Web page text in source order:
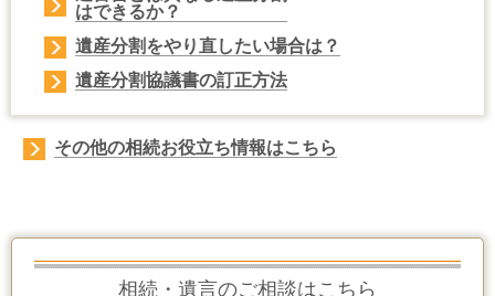
はできるか？
遺産分割をやり直したい場合は？
遺産分割協議書の訂正方法
その他の相続お役立ち情報はこちら
相続・遺言のご相談はこちら